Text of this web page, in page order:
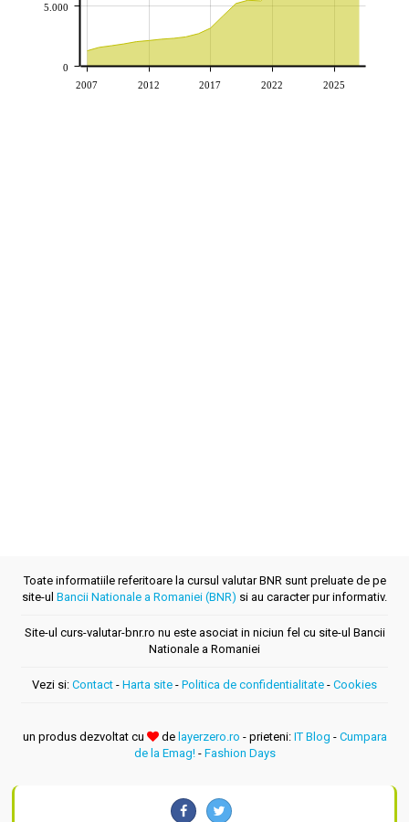
2007 2012 2017 2022 2025
0
5.000
Toate informatiile referitoare la cursul valutar BNR sunt preluate de pe
site-ul Bancii Nationale a Romaniei (BNR) si au caracter pur informativ.
Site-ul curs-valutar-bnr.ro nu este asociat in niciun fel cu site-ul Bancii
Nationale a Romaniei
Vezi si: Contact - Harta site - Politica de confidentialitate - Cookies
un produs dezvoltat cu de layerzero.ro - prieteni: IT Blog - Cumpara
de la Emag!- Fashion Days